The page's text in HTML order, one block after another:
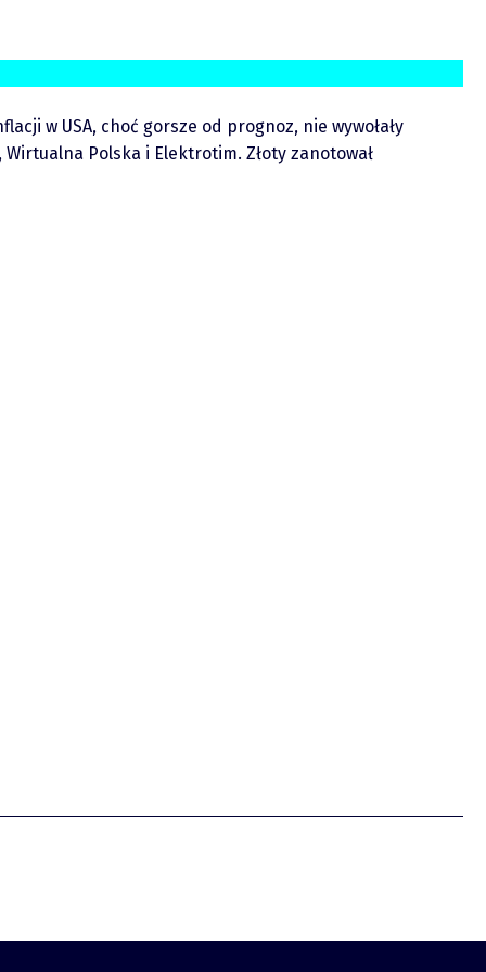
w USA, choć gorsze od prognoz, nie wywołały
Polska i Elektrotim. Złoty zanotował